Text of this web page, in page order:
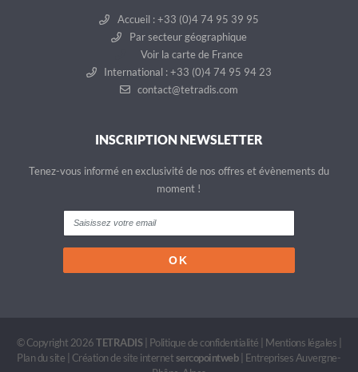
Accueil : +33 (0)4 74 95 39 95
Par secteur géographique
Voir la carte de France
International : +33 (0)4 74 95 94 23
contact@tetradis.com
INSCRIPTION NEWSLETTER
Tenez-vous informé en exclusivité de nos offres et évènements du
moment !
© Copyright 2026TETRADIS| Politique de confidentialité Mentions légales
Plan du site
Création de site internet sercopointweb| Entreprises Auvergne-